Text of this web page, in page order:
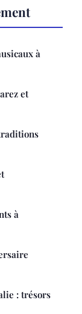
à
et
à
: trésors